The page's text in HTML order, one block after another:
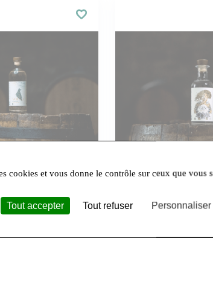
cookies et vous donne le contrôle sur ceux que vous
Tout accepter Tout refuser Personnaliser